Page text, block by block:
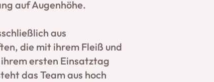
auf Augenhöhe.
aus
die mit ihrem Fleiß und
ersten Einsatztag
das Team aus hoch